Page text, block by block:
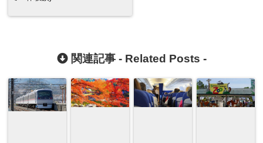
関連記事 - Related Posts -